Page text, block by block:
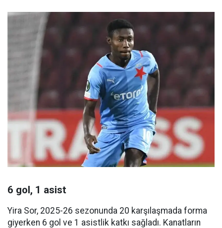
6 gol, 1 asist
Yira Sor, 2025-26 sezonunda 20 karşılaşmada forma
giyerken 6 gol ve 1 asistlik katkı sağladı. Kanatların